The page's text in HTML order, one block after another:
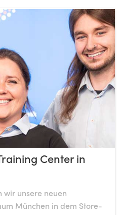
Center in
wir unsere neuen
München in dem Store-